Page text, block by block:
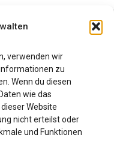
verwenden wir
zu
Wenn du diesen
wie das
Website
nicht erteilst oder
und Funktionen
(EU)
UG